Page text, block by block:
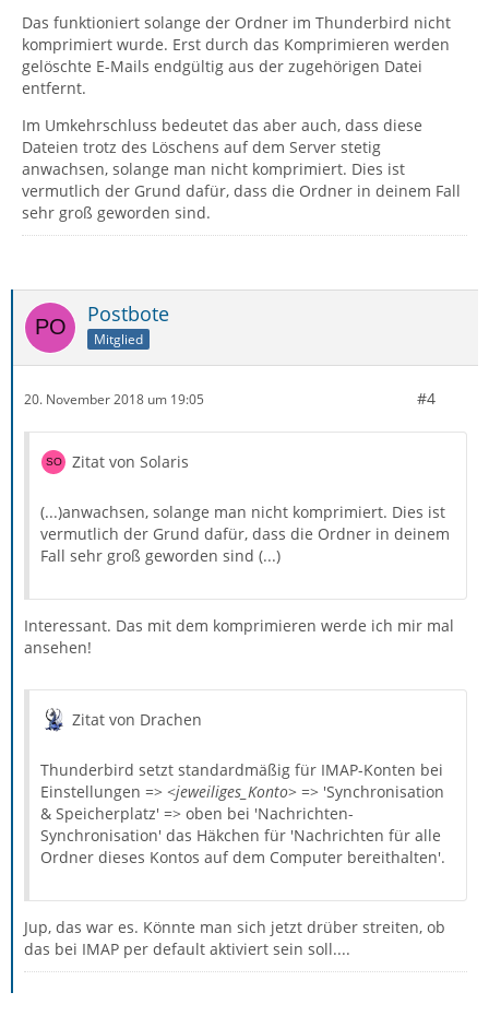
Das funktioniert solange der Ordner im Thunderbird nicht
komprimiert wurde. Erst durch das Komprimieren werden
gelöschte E-Mails endgültig aus der zugehörigen Datei
entfernt.
Im Umkehrschluss bedeutet das aber auch, dass diese
Dateien trotz des Löschens auf dem Server stetig
anwachsen, solange man nicht komprimiert. Dies ist
vermutlich der Grund dafür, dass die Ordner in deinem Fall
sehr groß geworden sind.
Postbote
Mitglied
20. November 2018 um 19:05 #4
Zitat von Solaris
(...)anwachsen, solange man nicht komprimiert. Dies ist
vermutlich der Grund dafür, dass die Ordner in deinem
Fall sehr groß geworden sind (...)
Interessant. Das mit dem komprimieren werde ich mir mal
ansehen!
Zitat von Drachen
Thunderbird setzt standardmäßig für IMAP-Konten bei
Einstellungen => <jeweiliges_Konto> => 'Synchronisation
& Speicherplatz' => oben bei 'Nachrichten-
Synchronisation' das Häkchen für 'Nachrichten für alle
Ordner dieses Kontos auf dem Computer bereithalten'.
Jup, das war es. Könnte man sich jetzt drüber streiten, ob
das bei IMAP per default aktiviert sein soll....